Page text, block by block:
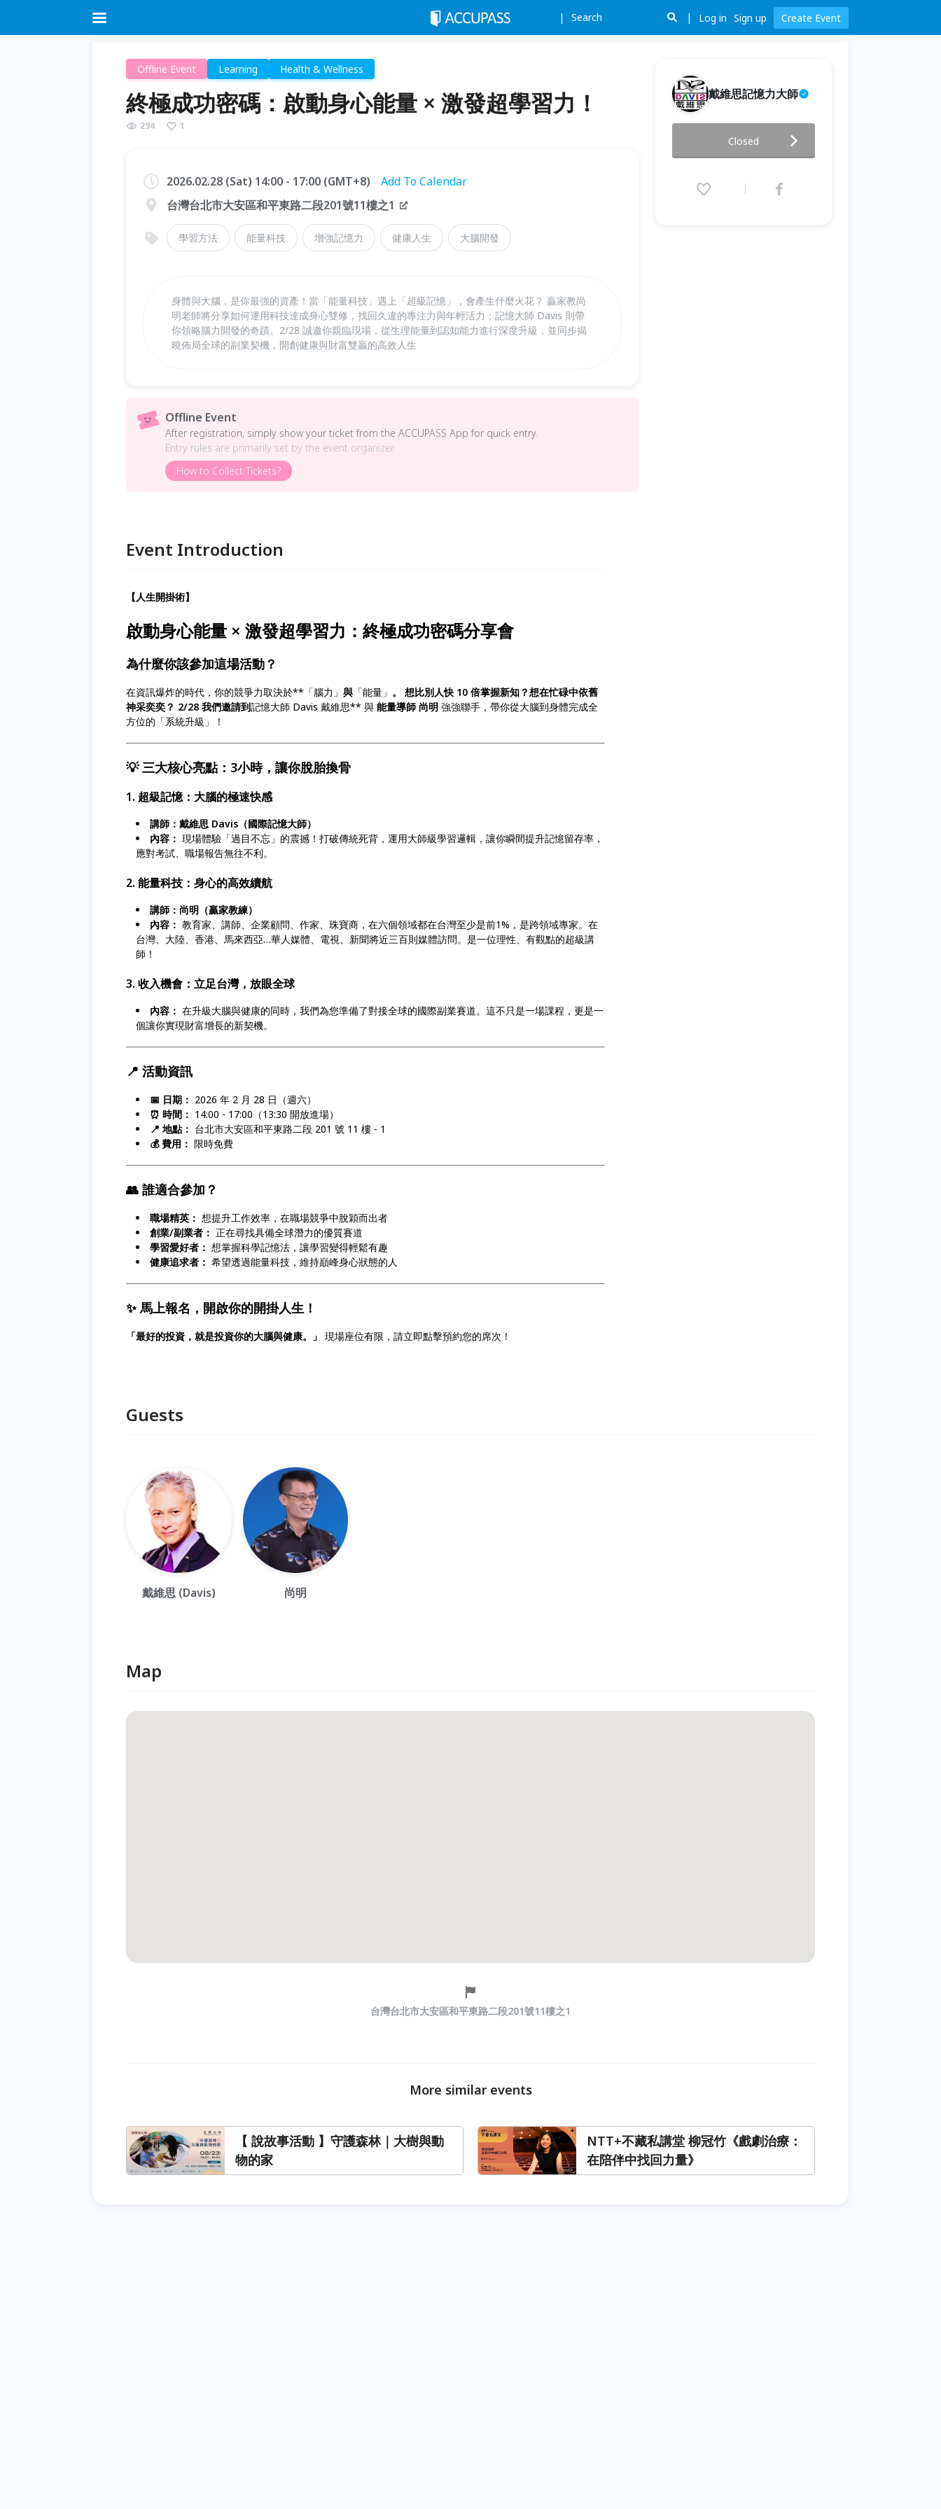
Search Log in Sign up Create Event
Offline Event Learning Health & Wellness
終極成功密碼：啟動身心能量 × 激發超學習力！
294 1
2026.02.28 (Sat) 14:00 - 17:00 (GMT+8)
Add To Calendar
台灣台北市大安區和平東路二段201號11樓之1
學習方法 能量科技 增強記憶力 健康人生 大腦開發
身體與大腦，是你最強的資產！當「能量科技」遇上「超級記憶」，會產生什麼火花？ 贏家教尚
明老師將分享如何運用科技達成身心雙修，找回久違的專注力與年輕活力；記憶大師 Davis 則帶
你領略腦力開發的奇蹟。2/28 誠邀你親臨現場，從生理能量到認知能力進行深度升級，並同步揭
曉佈局全球的副業契機，開創健康與財富雙贏的高效人生
Offline Event
After registration, simply show your ticket from the ACCUPASS App for quick entry.
Entry rules are primarily set by the event organizer.
How to Collect Tickets?
Event Introduction
【人生開掛術】
啟動身心能量 × 激發超學習力：終極成功密碼分享會
為什麼你該參加這場活動？
在資訊爆炸的時代，你的競爭力取決於**「腦力」 與 「能量」 。 想比別人快 10 倍掌握新知？想在忙碌中依舊
神采奕奕？ 2/28 我們邀請到記憶大師 Davis 戴維思** 與 能量導師 尚明 強強聯手，帶你從大腦到身體完成全
方位的「系統升級」！
💡 三大核心亮點：3小時，讓你脫胎換骨
1. 超級記憶：大腦的極速快感
講師：戴維思 Davis（國際記憶大師）
內容： 現場體驗「過目不忘」的震撼！打破傳統死背，運用大師級學習邏輯，讓你瞬間提升記憶留存率，
應對考試、職場報告無往不利。
2. 能量科技：身心的高效續航
講師：尚明（贏家教練）
內容： 教育家、講師、企業顧問、作家、珠寶商，在六個領域都在台灣至少是前1%，是跨領域專家。在
台灣、大陸、香港、馬來西亞…華人媒體、電視、新聞將近三百則媒體訪問。是一位理性、有觀點的超級講
師！
3. 收入機會：立足台灣，放眼全球
內容： 在升級大腦與健康的同時，我們為您準備了對接全球的國際副業賽道。這不只是一場課程，更是一
個讓你實現財富增長的新契機。
📍 活動資訊
📅 日期： 2026 年 2 月 28 日（週六）
⏰ 時間： 14:00 - 17:00（13:30 開放進場）
📍 地點： 台北市大安區和平東路二段 201 號 11 樓 - 1
💰 費用： 限時免費
👥 誰適合參加？
職場精英： 想提升工作效率，在職場競爭中脫穎而出者
創業/副業者： 正在尋找具備全球潛力的優質賽道
學習愛好者： 想掌握科學記憶法，讓學習變得輕鬆有趣
健康追求者： 希望透過能量科技，維持巔峰身心狀態的人
✨ 馬上報名，開啟你的開掛人生！
「最好的投資，就是投資你的大腦與健康。」 現場座位有限，請立即點擊預約您的席次！
戴維思記憶力大師
激發超學習力！
2026.02.28 (Sat) 14:00 - 17:00
Closed
Guests
戴維思 (Davis) 尚明
Map
台灣台北市大安區和平東路二段201號11樓之1
More similar events
【 說故事活動 】守護森林｜大樹與動
物的家
NTT+不藏私講堂 柳冠竹《戲劇治療：
在陪伴中找回力量》